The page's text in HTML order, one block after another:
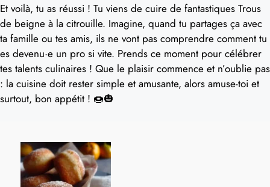
Et voilà, tu as réussi ! Tu viens de cuire de fantastiques Trous
de beigne à la citrouille. Imagine, quand tu partages ça avec
ta famille ou tes amis, ils ne vont pas comprendre comment tu
es devenu·e un pro si vite. Prends ce moment pour célébrer
tes talents culinaires ! Que le plaisir commence et n’oublie pas
: la cuisine doit rester simple et amusante, alors amuse-toi et
surtout, bon appétit ! 🍩🎃